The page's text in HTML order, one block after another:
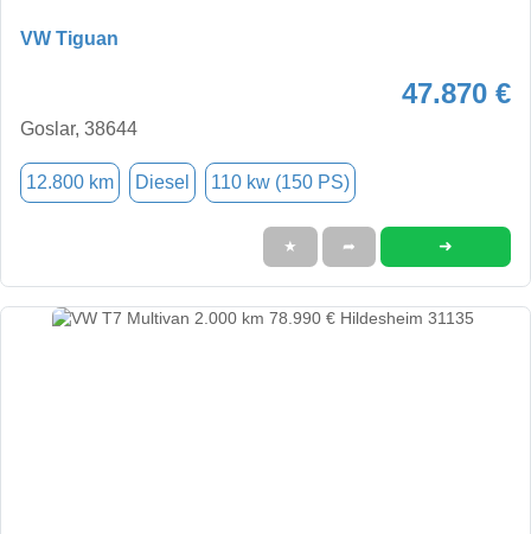
VW Tiguan
47.870 €
Goslar, 38644
12.800 km Diesel 110 kw (150 PS)
★ ➦ ➜